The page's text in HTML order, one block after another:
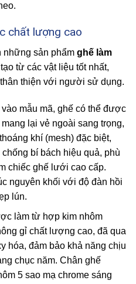
chất lượng cao
những sản phẩm ghế làm
từ các vật liệu tốt nhất,
thiện với người sử dụng.
mẫu mã, ghế có thể được
lại vẻ ngoài sang trọng,
khí (mesh) đặc biệt,
bí bách hiệu quả, phù
chiếc ghế lưới cao cấp.
nguyên khối với độ đàn hồi
lún.
làm từ hợp kim nhôm
gỉ chất lượng cao, đã qua
hóa, đảm bảo khả năng chịu
chục năm. Chân ghế
5 sao mạ chrome sáng